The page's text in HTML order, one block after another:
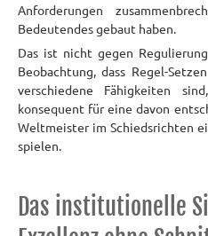
Anforderungen
Bedeutendes gebaut haben.
Das ist nicht gegen
Beobachtung, dass Regel-
verschiedene Fähigkeiten
konsequent für eine davon
Weltmeister im Schiedsrichten
spielen.
Das institutionelle